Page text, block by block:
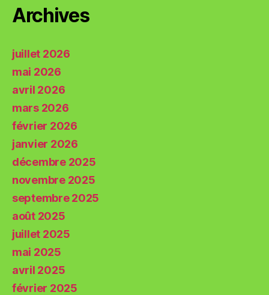
Archives
juillet 2026
mai 2026
avril 2026
mars 2026
février 2026
janvier 2026
décembre 2025
novembre 2025
septembre 2025
août 2025
juillet 2025
mai 2025
avril 2025
février 2025